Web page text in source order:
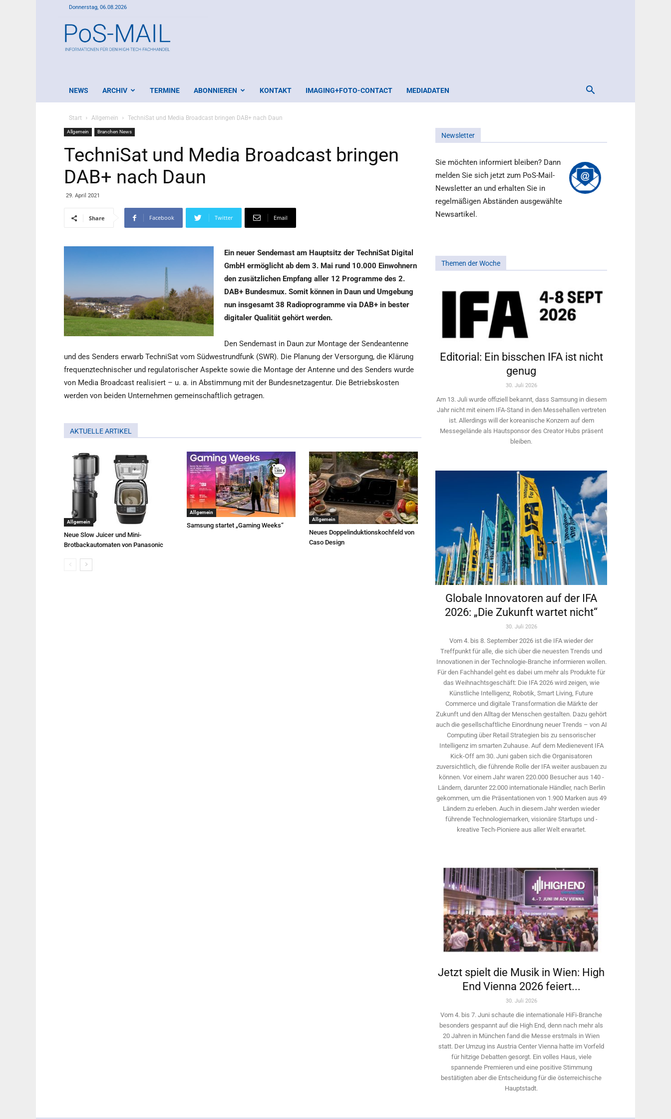
Donnerstag, 06.08.2026
Mail
NEWS ARCHIV TERMINE ABONNIEREN KONTAKT IMAGING+FOTO-CONTACT MEDIADATEN
Start Allgemein TechniSat und Media Broadcast bringen DAB+ nach Daun
Allgemein Branchen News
TechniSat und Media Broadcast bringen
DAB+ nach Daun
29. April 2021
Share Facebook Twitter Email
Ein neuer Sendemast am Hauptsitz der TechniSat Digital
GmbH ermöglicht ab dem 3. Mai rund 10.000 Einwohnern
den zusätzlichen Empfang aller 12 Programme des 2.
DAB+ Bundesmux. Somit können in Daun und Umgebung
nun insgesamt 38 Radioprogramme via DAB+ in bester
digitaler Qualität gehört werden.
Den Sendemast in Daun zur Montage der Sendeantenne
und des Senders erwarb TechniSat vom Südwestrundfunk (SWR). Die Planung der Versorgung, die Klärung
frequenztechnischer und regulatorischer Aspekte sowie die Montage der Antenne und des Senders wurde
von Media Broadcast realisiert – u. a. in Abstimmung mit der Bundesnetzagentur. Die Betriebskosten
werden von beiden Unternehmen gemeinschaftlich getragen.
AKTUELLE ARTIKEL
Allgemein
Neue Slow Juicer und Mini-
Brotbackautomaten von Panasonic
Allgemein
Samsung startet „Gaming Weeks“
Allgemein
Neues Doppelinduktionskochfeld von
Caso Design
Newsletter
Sie möchten informiert bleiben? Dann
melden Sie sich jetzt zum PoS-Mail-
Newsletter an und erhalten Sie in
regelmäßigen Abständen ausgewählte
Newsartikel.
Themen der Woche
Editorial: Ein bisschen IFA ist nicht
genug
30. Juli 2026
Am 13. Juli wurde offiziell bekannt, dass Samsung in diesem
Jahr nicht mit einem IFA-Stand in den Messehallen vertreten
ist. Allerdings will ­der koreanische Konzern auf dem
Messegelände als Hautsponsor des Creator Hubs präsent
bleiben.
Globale Innovatoren auf der IFA
2026: „Die Zukunft wartet nicht“
30. Juli 2026
Vom 4. bis 8. September 2026 ist die IFA wieder der
Treffpunkt für alle, die sich über die neuesten Trends und
Innovationen in der Technologie-­Branche informieren wollen.
Für den Fachhandel geht es dabei um mehr als Produkte für
das Weihnachtsgeschäft: Die IFA 2026 wird ­zeigen, wie
Künstliche Intelligenz, Robotik, Smart Living, Future
Commerce und digitale Trans­formation die Märkte der
Zukunft und den Alltag der Menschen gestalten. Dazu gehört
auch die gesellschaftliche Einordnung neuer Trends – von AI
Computing über Retail Strategien bis zu sensorischer
Intelligenz im smarten Zuhause. Auf dem Medien­event IFA
Kick-Off am 30. Juni gaben sich die Organisatoren
zuversichtlich, die führende Rolle der IFA weiter ausbauen zu
können. Vor einem Jahr ­waren 220.000 Besucher aus 140 ­
Ländern, ­darunter 22.000 internationale Händler, nach Berlin
gekommen, um die Präsen­tationen von 1.900 Marken aus 49
Ländern zu erleben. Auch in diesem Jahr werden wieder
führende Technologiemarken, visionäre Startups und ­
kreative Tech-Pioniere aus aller Welt erwartet.
Jetzt spielt die Musik in Wien: High
End Vienna 2026 feiert...
30. Juli 2026
Vom 4. bis 7. Juni schaute die internationale HiFi-Branche
besonders gespannt auf die High End, denn nach mehr als
20 Jahren in München fand die Messe erstmals in Wien
statt. Der Umzug ins Austria Center Vienna hatte im Vorfeld
für hitzige Debatten gesorgt. Ein volles Haus, viele
spannende Premieren und eine positive Stimmung
bestätigten aber die Entscheidung für die österreichische
Hauptstadt.